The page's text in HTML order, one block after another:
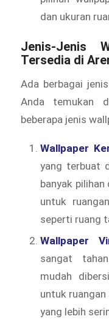
dan ukuran
Jenis-Jenis
Tersedia di
Ada berbagai
Anda temukan
beberapa jenis
Wallpaper
yang terbuat
banyak
untuk
seperti ruang
Wallpaper
sangat
mudah
untuk
yang lebih